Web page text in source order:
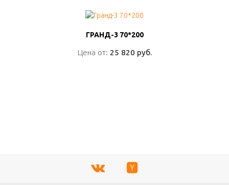
ГРАНД-3 70*200
Цена от: 25 820 руб.
ГРАНД-3 70*200
Цена от: 25 820 руб.